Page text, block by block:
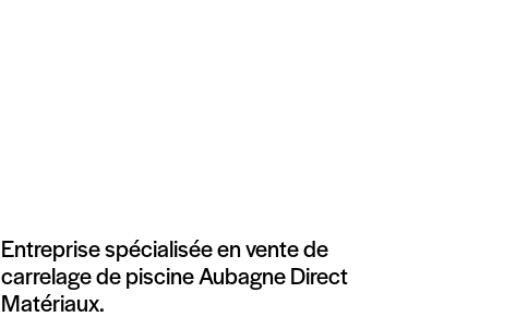
Entreprise spécialisée en vente de
carrelage de piscine Aubagne Direct
Matériaux.